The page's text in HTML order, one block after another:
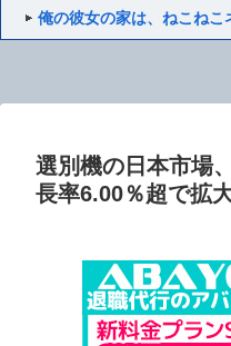
俺の彼女の家は、ねこねこ
選別機の日本市場
長率6.00％超で拡